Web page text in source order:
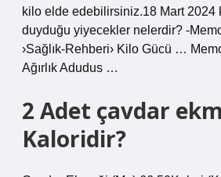
kilo elde edebilirsiniz.18 Mart 2024
duyduğu yiyecekler nelerdir? -
›Sağlık-Rehberi› Kilo Gücü …
Ağırlık Adudus …
2 Adet çavdar
Kaloridir?